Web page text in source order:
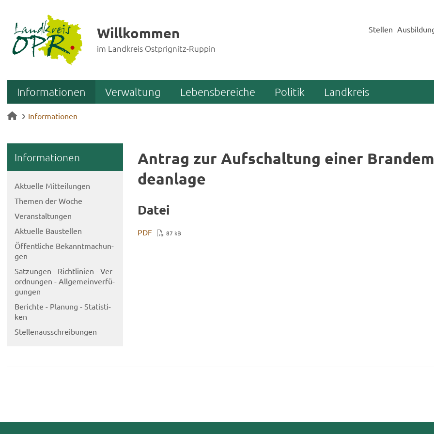
Willkommen
im Landkreis Ostprignitz-Ruppin
Stellen
Informationen Verwaltung Lebensbereiche Politik Landkreis
Informationen
In­for­ma­tio­nen
Ak­tu­el­le Mit­tei­lun­gen
The­men der Woche
Ver­an­stal­tun­gen
Ak­tu­el­le Bau­stel­len
Öf­fent­li­che Be­kannt­ma­chun­
gen
Sat­zun­gen - Richt­li­ni­en - Ver­
ord­nun­gen - All­ge­mein­ver­fü­
gun­gen
Be­rich­te - Pla­nung - Sta­tis­ti­
ken
Stel­len­aus­schrei­bun­gen
An­trag zur Auf­schal­tung einer
de­an­la­ge
Datei
PDF 87 kB